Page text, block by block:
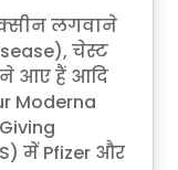
लगवाने
चेस्ट
आए हैं आदि
Moderna
में Pfizer और